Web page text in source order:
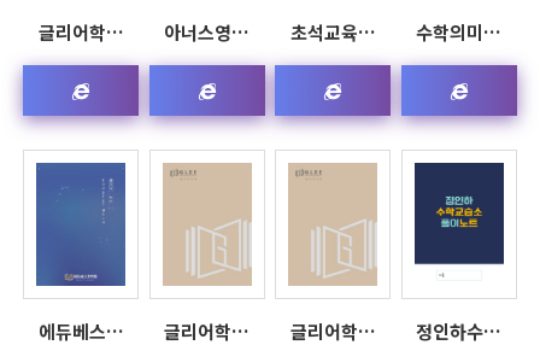
글리어학… 아너스영… 초석교육… 수학의미…
에듀베스… 글리어학… 글리어학… 정인하수…